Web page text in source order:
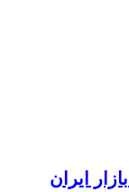
یاریس 2024 در بازار ایران